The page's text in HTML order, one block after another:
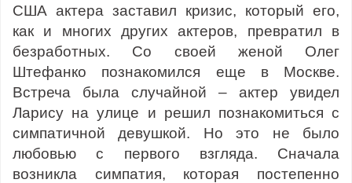
США актера заставил кризис, который его,
как и многих других актеров, превратил в
безработных. Со своей женой Олег
Штефанко познакомился еще в Москве.
Встреча была случайной – актер увидел
Ларису на улице и решил познакомиться с
симпатичной девушкой. Но это не было
любовью с первого взгляда. Сначала
возникла симпатия, которая постепенно